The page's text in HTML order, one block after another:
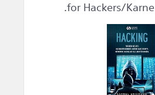
for Hackers/